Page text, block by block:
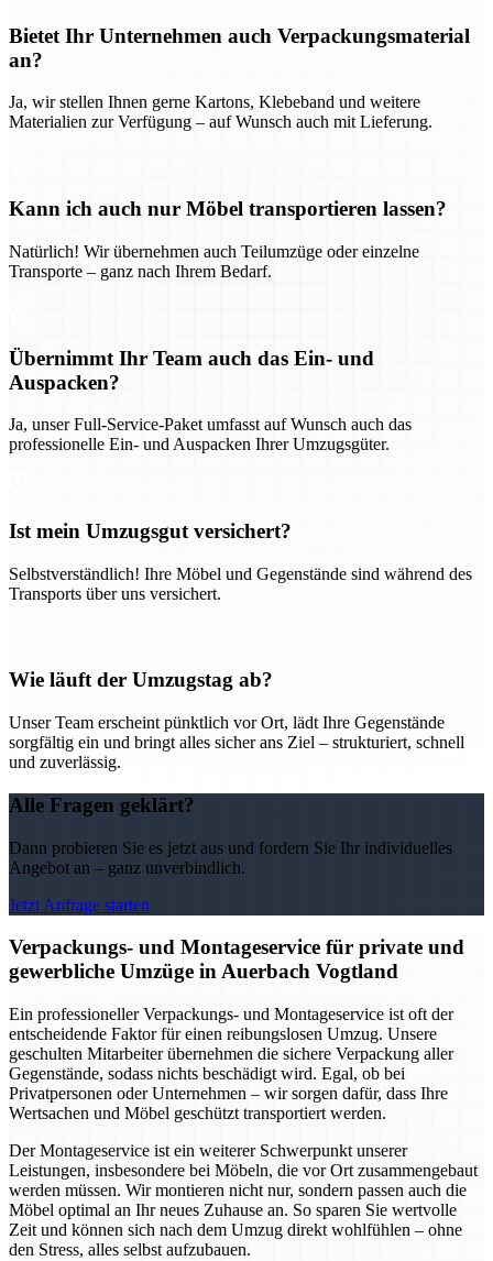
Bietet Ihr Unternehmen auch Verpackungsmaterial
an?
Ja, wir stellen Ihnen gerne Kartons, Klebeband und weitere
Materialien zur Verfügung – auf Wunsch auch mit Lieferung.
Kann ich auch nur Möbel transportieren lassen?
Natürlich! Wir übernehmen auch Teilumzüge oder einzelne
Transporte – ganz nach Ihrem Bedarf.
Übernimmt Ihr Team auch das Ein- und
Auspacken?
Ja, unser Full-Service-Paket umfasst auf Wunsch auch das
professionelle Ein- und Auspacken Ihrer Umzugsgüter.
Ist mein Umzugsgut versichert?
Selbstverständlich! Ihre Möbel und Gegenstände sind während des
Transports über uns versichert.
Wie läuft der Umzugstag ab?
Unser Team erscheint pünktlich vor Ort, lädt Ihre Gegenstände
sorgfältig ein und bringt alles sicher ans Ziel – strukturiert, schnell
und zuverlässig.
Alle Fragen geklärt?
Dann probieren Sie es jetzt aus und fordern Sie Ihr individuelles
Angebot an – ganz unverbindlich.
Jetzt Anfrage starten
Verpackungs- und Montageservice für private und
gewerbliche Umzüge in Auerbach Vogtland
Ein professioneller Verpackungs- und Montageservice ist oft der
entscheidende Faktor für einen reibungslosen Umzug. Unsere
geschulten Mitarbeiter übernehmen die sichere Verpackung aller
Gegenstände, sodass nichts beschädigt wird. Egal, ob bei
Privatpersonen oder Unternehmen – wir sorgen dafür, dass Ihre
Wertsachen und Möbel geschützt transportiert werden.
Der Montageservice ist ein weiterer Schwerpunkt unserer
Leistungen, insbesondere bei Möbeln, die vor Ort zusammengebaut
werden müssen. Wir montieren nicht nur, sondern passen auch die
Möbel optimal an Ihr neues Zuhause an. So sparen Sie wertvolle
Zeit und können sich nach dem Umzug direkt wohlfühlen – ohne
den Stress, alles selbst aufzubauen.